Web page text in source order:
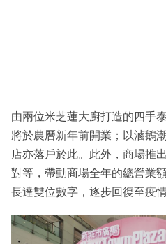
由兩位米芝蓮大廚打造的四手
將於農曆新年前開業；以滷鵝
店亦落戶於此。此外，商場推
對等，帶動商場全年的總營業
長達雙位數字，逐步回復至疫情